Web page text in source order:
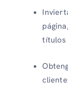
títulos